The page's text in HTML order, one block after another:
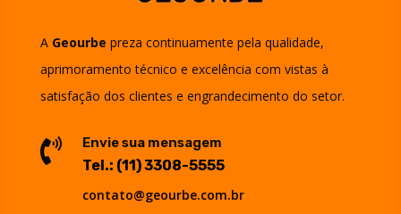
A Geourbe preza continuamente pela qualidade,
aprimoramento técnico e excelência com vistas à
satisfação dos clientes e engrandecimento do setor.
 Envie sua mensagem
Tel.: (11) 3308-5555
contato@geourbe.com.br